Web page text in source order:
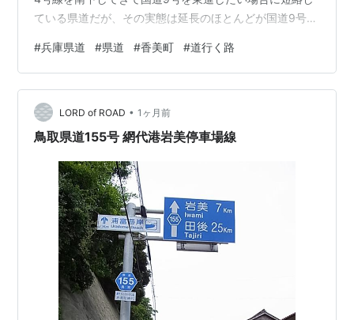
ている県道だが、その実態は延長のほとんどが国道9号の
ンビニエンスストア、ガソリンスタンドも皆無である。
#兵庫県道 #県道 #香美町 #道行く路
LORD of ROAD • 1ヶ月前
鳥取県道155号 網代港岩美停車場線